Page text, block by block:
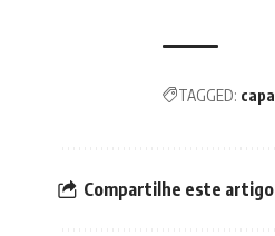
TAGGED: capa
Compartilhe este artigo